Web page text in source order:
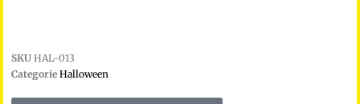
SKU HAL-013
Categorie Halloween